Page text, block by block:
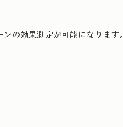
の効果測定が可能になります。